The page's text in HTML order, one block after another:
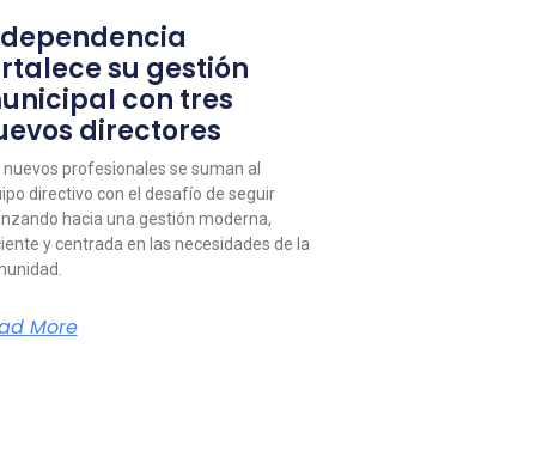
su gestión
con tres
directores
nuevos profesionales se suman al
directivo con el desafío de seguir
hacia una gestión moderna,
y centrada en las necesidades de la
More